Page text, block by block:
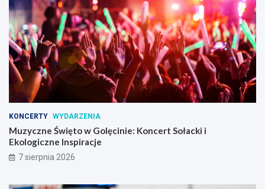
KONCERTY WYDARZENIA
Muzyczne Święto w Golęcinie: Koncert Sołacki i
Ekologiczne Inspiracje
7 sierpnia 2026